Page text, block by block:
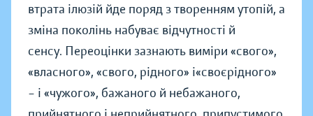
втрата ілюзій йде поряд з творенням утопій, а
зміна поколінь набуває відчутності й
сенсу. Переоцінки зазнають виміри «свого»,
«власного», «свого, рідного» і«своєрідного»
– і «чужого», бажаного й небажаного,